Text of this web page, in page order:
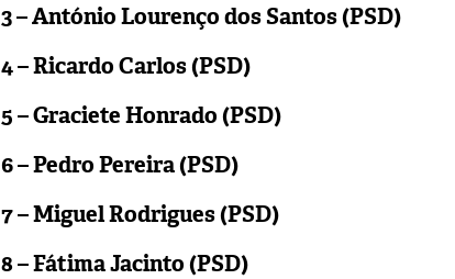
3 – António Lourenço dos Santos (PSD)
4 – Ricardo Carlos (PSD)
5 – Graciete Honrado (PSD)
6 – Pedro Pereira (PSD)
7 – Miguel Rodrigues (PSD)
8 – Fátima Jacinto (PSD)